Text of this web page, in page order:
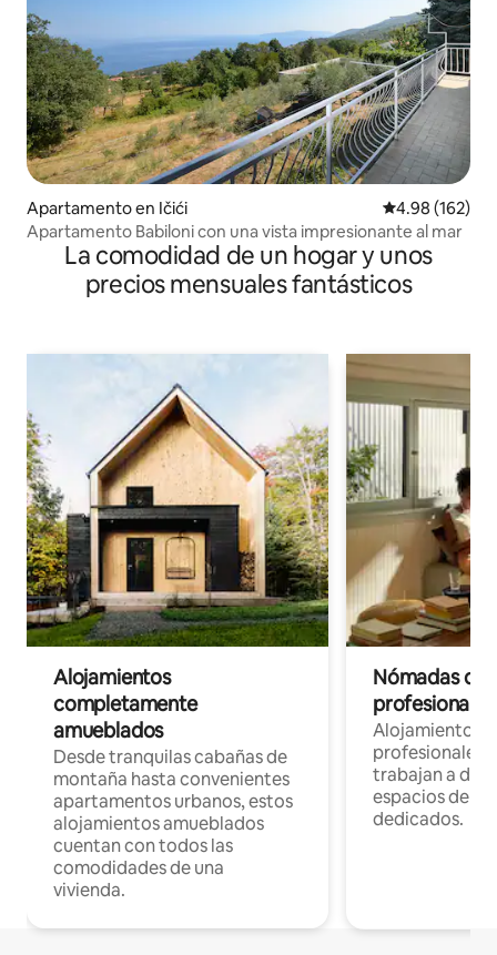
Apartamento en Ičići Calificación
4.98 (162)
Apartamento Babiloni con una vista impresionante al mar
La comodidad de un hogar y unos
precios mensuales fantásticos
Alojamientos
completamente
amueblados
Desde tranquilas cabañas de
montaña hasta convenientes
apartamentos urbanos, estos
alojamientos amueblados
cuentan con todos las
comodidades de una
vivienda.
Nómadas
Alojamientos
profesionales
trabajan a
espacios de
dedicados.